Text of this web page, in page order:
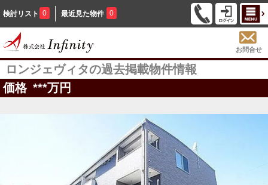
検討リスト 0 最近見た物件 0
お問合せ
ロンジェヴィタの過去掲載物件情報
価格 ***万円